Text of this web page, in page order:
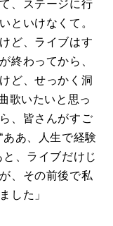
、ステージに行
といけなくて。
ど、ライブはす
終わってから、
ど、せっかく洞
歌いたいと思っ
、皆さんがすご
ああ、人生で経験
、ライブだけじ
、その前後で私
した」